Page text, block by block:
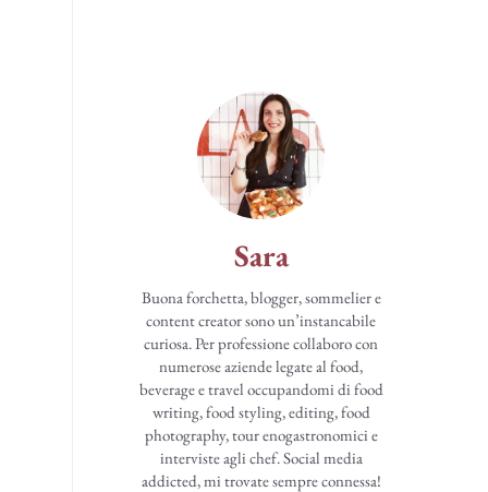
Sara
Buona forchetta, blogger, sommelier e
content creator sono un’instancabile
curiosa. Per professione collaboro con
numerose aziende legate al food,
beverage e travel occupandomi di food
writing, food styling, editing, food
photography, tour enogastronomici e
interviste agli chef. Social media
addicted, mi trovate sempre connessa!